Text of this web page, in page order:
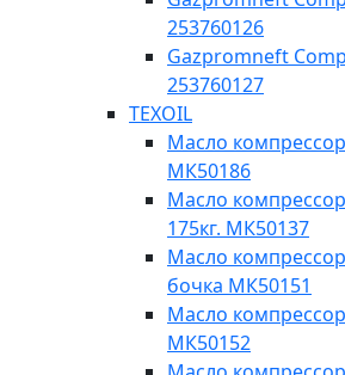
253760126
Gazpromneft
253760127
TEXOIL
Масло
МК50186
Масло
175кг. МК50137
Масло
бочка МК50151
Масло
МК50152